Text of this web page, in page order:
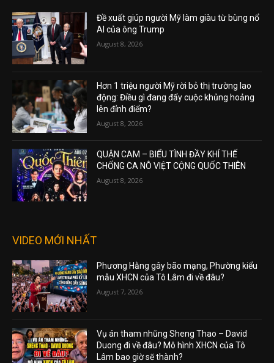
Đề xuất giúp người Mỹ làm giàu từ bùng nổ
AI của ông Trump
August 8, 2026
Hơn 1 triệu người Mỹ rời bỏ thị trường lao
động: Điều gì đang đẩy cuộc khủng hoảng
lên đỉnh điểm?
August 8, 2026
QUẬN CAM – BIỂU TÌNH ĐẦY KHÍ THẾ
CHỐNG CA NÔ VIỆT CỘNG QUỐC THIÊN
August 8, 2026
VIDEO MỚI NHẤT
Phương Hằng gây bão mạng, Phường kiểu
mẫu XHCN của Tô Lâm đi về đâu?
August 7, 2026
Vụ án tham nhũng Sheng Thao – David
Duong đi về đâu? Mô hình XHCN của Tô
Lâm bao giờ sẽ thành?